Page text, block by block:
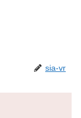
sia-vr